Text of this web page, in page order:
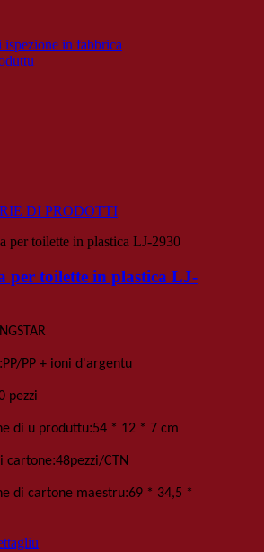
in fabbrica
DI PRODOTTI
per toilette in plastica LJ-
:PP/PP + ioni d'argentu
pezzi
di u produttu:54 * 12 * 7 cm
cartone:48pezzi/CTN
di cartone maestru:69 * 34,5 *